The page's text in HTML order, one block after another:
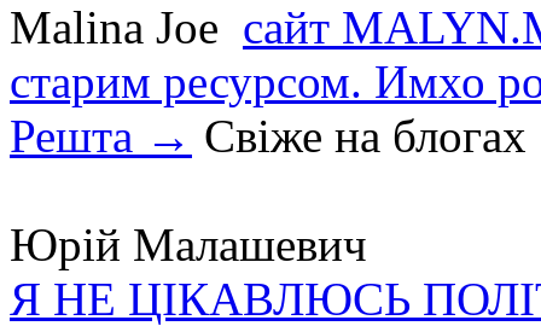
Malina Joe сайт
старим ресурсом. Имхо
Решта → Свіже на блогах
Юрій Малашевич
Я НЕ ЦІКАВЛЮСЬ